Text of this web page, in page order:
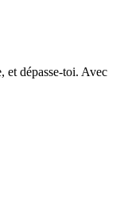
et dépasse-toi. Avec